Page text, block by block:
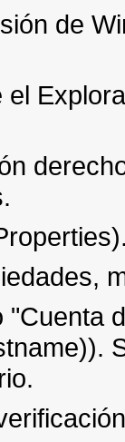
de
el
"Cuenta